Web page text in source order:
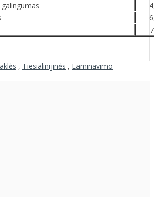
, Tiesialinijinės , Laminavimo